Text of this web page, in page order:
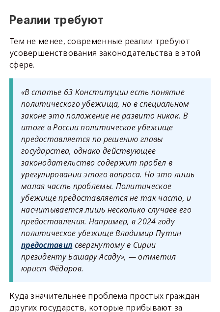
Реалии требуют
Тем не менее, современные реалии требуют
усовершенствования законодательства в этой
сфере.
«В статье 63 Конституции есть понятие
политического убежища, но в специальном
законе это положение не развито никак. В
итоге в России политическое убежище
предоставляется по решению главы
государства, однако действующее
законодательство содержит пробел в
урегулировании этого вопроса. Но это лишь
малая часть проблемы. Политическое
убежище предоставляется не так часто, и
насчитывается лишь несколько случаев его
предоставления. Например, в 2024 году
политическое убежище Владимир Путин
предоставилсвергнутому в Сирии
президенту Башару Асаду», — отметил
юрист Фёдоров.
Куда значительнее проблема простых граждан
других государств, которые прибывают за